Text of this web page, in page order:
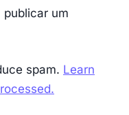
publicar um
spam. Learn